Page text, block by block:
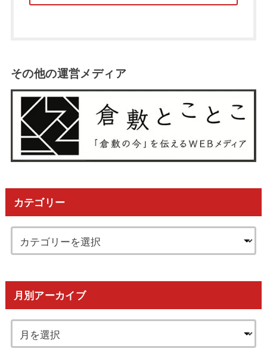
その他の運営メディア
カテゴリー
月別アーカイブ